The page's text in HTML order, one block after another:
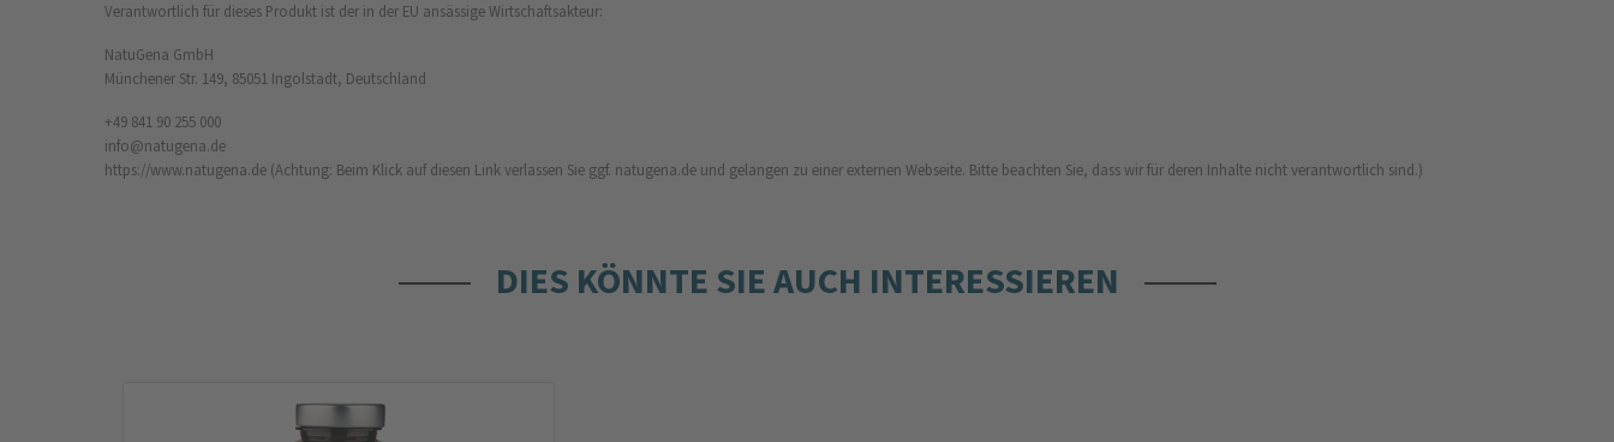
Verantwortlich für dieses Produkt ist der in der EU ansässige Wirtschaftsakteur:
NatuGena GmbH
Münchener Str. 149, 85051 Ingolstadt, Deutschland
+49 841 90 255 000
info@natugena.de
https://www.natugena.de (Achtung: Beim Klick auf diesen Link verlassen Sie ggf. natugena.de und gelangen zu einer externen Webseite. Bitte beachten Sie, dass wir für deren Inhalte nicht verantwortlich sind.)
DIES KÖNNTE SIE AUCH INTERESSIEREN